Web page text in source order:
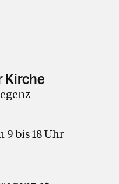
Kirche
9 bis 18 Uhr